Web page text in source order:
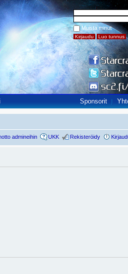
Muista minut
Sponsorit
admineihin UKK Rekisteröidy